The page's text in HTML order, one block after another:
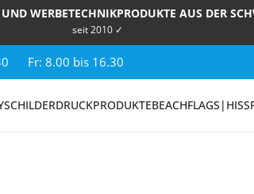
WERBETECHNIKPRODUKTE AUS DER
seit 2010 ✓
Fr: 8.00 bis 16.30
SCHILDERDRUCKPRODUKTE